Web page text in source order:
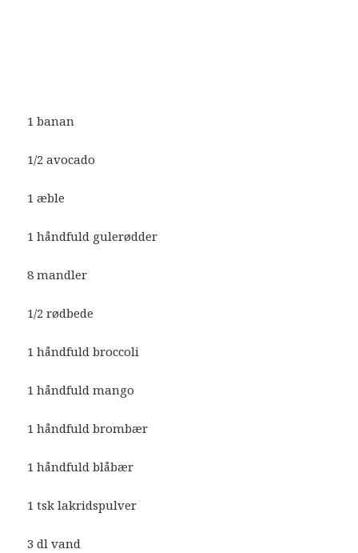
1 banan
1/2 avocado
1 æble
1 håndfuld gulerødder
8 mandler
1/2 rødbede
1 håndfuld broccoli
1 håndfuld mango
1 håndfuld brombær
1 håndfuld blåbær
1 tsk lakridspulver
3 dl vand